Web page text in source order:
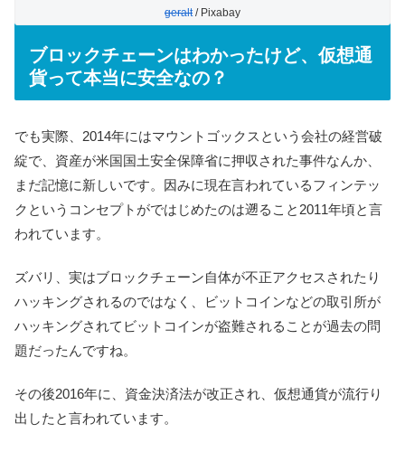
geralt/ Pixabay
ブロックチェーンはわかったけど、仮想通
貨って本当に安全なの？
でも実際、2014年にはマウントゴックスという会社の経営破
綻で、資産が米国国土安全保障省に押収された事件なんか、
まだ記憶に新しいです。因みに現在言われているフィンテッ
クというコンセプトがではじめたのは遡ること2011年頃と言
われています。
ズバリ、実はブロックチェーン自体が不正アクセスされたり
ハッキングされるのではなく、ビットコインなどの取引所が
ハッキングされてビットコインが盗難されることが過去の問
題だったんですね。
その後2016年に、資金決済法が改正され、仮想通貨が流行り
出したと言われています。